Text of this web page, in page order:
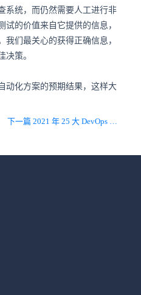
系统，而仍然需要人工进行非
试的价值来自它提供的信息，
们最关心的获得正确信息，
决策。
动化方案的预期结果，这样大